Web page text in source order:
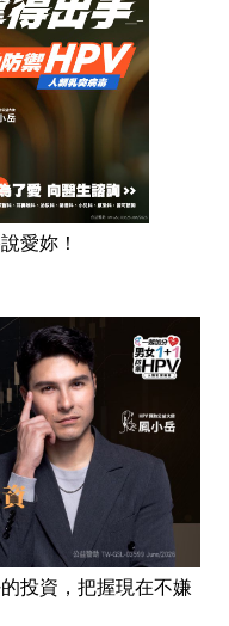
愛妳！
投資，把握現在不嫌